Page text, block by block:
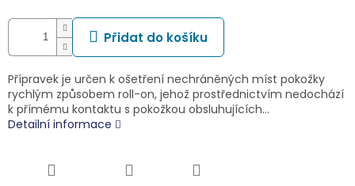
Přidat do košíku
Přípravek je určen k ošetření nechráněných míst pokožky
rychlým způsobem roll-on, jehož prostřednictvím nedochází
k přímému kontaktu s pokožkou obsluhujících…
Detailní informace